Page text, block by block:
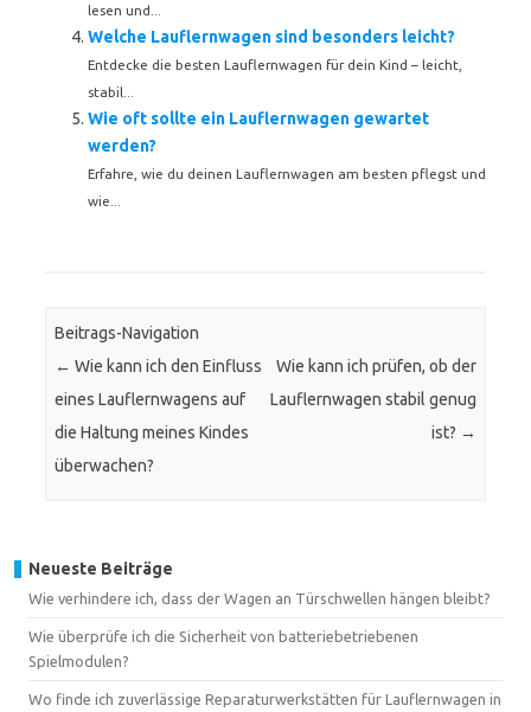
lesen und...
Welche Lauflernwagen sind besonders leicht?
Entdecke die besten Lauflernwagen für dein Kind – leicht,
stabil...
Wie oft sollte ein Lauflernwagen gewartet
werden?
Erfahre, wie du deinen Lauflernwagen am besten pflegst und
wie...
Beitrags-Navigation
← Wie kann ich den Einfluss
eines Lauflernwagens auf
die Haltung meines Kindes
überwachen?
Wie kann ich prüfen, ob der
Lauflernwagen stabil genug
ist? →
Neueste Beiträge
Wie verhindere ich, dass der Wagen an Türschwellen hängen bleibt?
Wie überprüfe ich die Sicherheit von batteriebetriebenen
Spielmodulen?
Wo finde ich zuverlässige Reparaturwerkstätten für Lauflernwagen in